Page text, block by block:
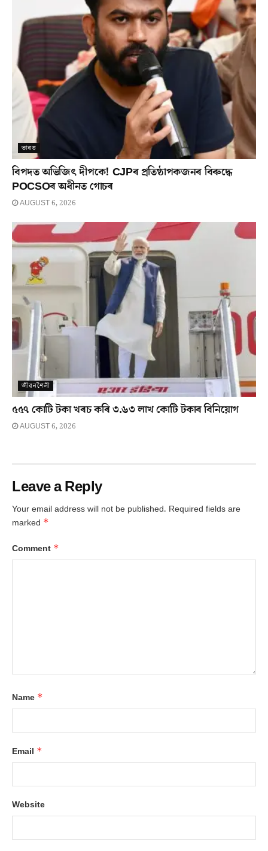
ভাৰত
বিপদত অভিজিৎ দীপকে! CJPৰ প্ৰতিষ্ঠাপকজনৰ বিৰুদ্ধে
POCSOৰ অধীনত গোচৰ
AUGUST 6, 2026
জীৱনশৈলী
৫৫৭ কোটি টকা খৰচ কৰি ৩.৬৩ লাখ কোটি টকাৰ বিনিয়োগ
AUGUST 6, 2026
Leave a Reply
Your email address will not be published. Required fields are
marked *
Comment *
Name *
Email *
Website